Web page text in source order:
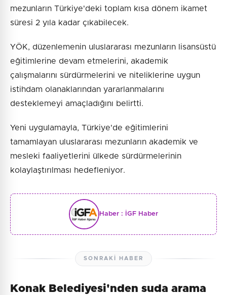
mezunların Türkiye'deki toplam kısa dönem ikamet
süresi 2 yıla kadar çıkabilecek.
YÖK, düzenlemenin uluslararası mezunların lisansüstü
eğitimlerine devam etmelerini, akademik
çalışmalarını sürdürmelerini ve niteliklerine uygun
istihdam olanaklarından yararlanmalarını
desteklemeyi amaçladığını belirtti.
Yeni uygulamayla, Türkiye'de eğitimlerini
tamamlayan uluslararası mezunların akademik ve
mesleki faaliyetlerini ülkede sürdürmelerinin
kolaylaştırılması hedefleniyor.
Haber : İGF Haber
SONRAKI HABER
Konak Belediyesi'nden suda arama